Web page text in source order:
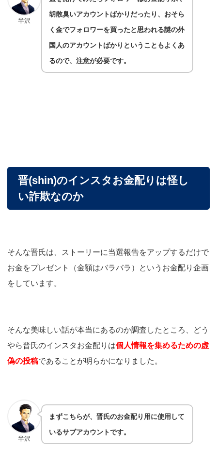
半沢
胡散臭いアカウントばかりだったり、おそら
く金でフォロワーを買ったと思われる謎の外
国人のアカウントばかりということもよくあ
るので、注意が必要です。
晋(shin)のインスタお金配りは怪し
い詐欺なのか
そんな晋氏は、ストーリーに当選報告をアップするだけで
お金をプレゼント（金額はバラバラ）というお金配り企画
をしています。
そんな美味しい話が本当にあるのか調査したところ、どう
やら晋氏のインスタお金配りは個人情報を集めるための虚
偽の投稿であることが明らかになりました。
半沢
まずこちらが、晋氏のお金配り用に使用して
いるサブアカウントです。